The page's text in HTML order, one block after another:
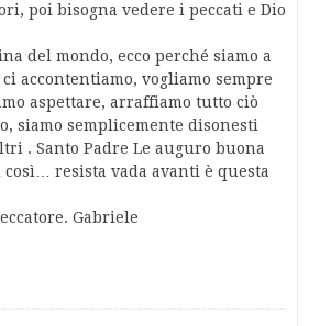
poi bisogna vedere i peccati e Dio
del mondo, ecco perché siamo a
accontentiamo, vogliamo sempre
aspettare, arraffiamo tutto ciò
siamo semplicemente disonesti
. Santo Padre Le auguro buona
resista vada avanti è questa
Gabriele